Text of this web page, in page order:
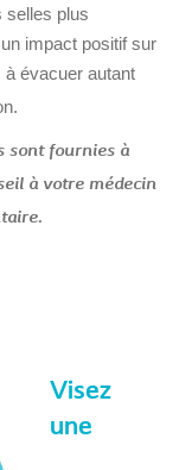
selles plus
impact positif sur
à évacuer autant
sont fournies à
à votre médecin
Visez
une